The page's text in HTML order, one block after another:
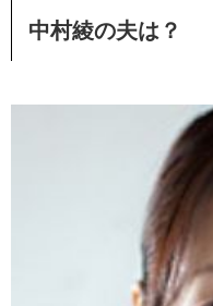
中村綾の夫は？